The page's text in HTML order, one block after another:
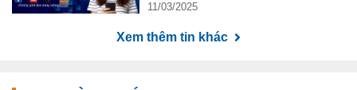
11/03/2025
Xem thêm tin khác